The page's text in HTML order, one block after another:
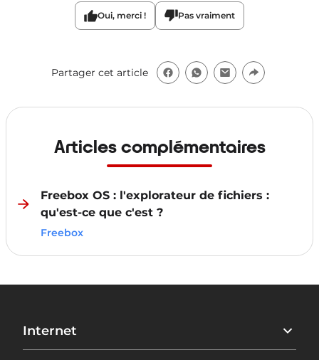
Oui, merci ! Pas vraiment
Partager cet article
Articles complémentaires
Freebox OS : l'explorateur de fichiers :
qu'est-ce que c'est ?
Freebox
Internet